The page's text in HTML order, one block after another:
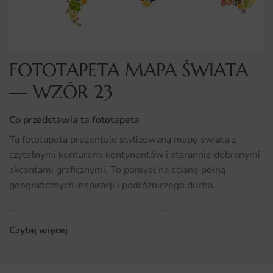
FOTOTAPETA MAPA ŚWIATA
— WZÓR 23
Co przedstawia ta fototapeta
Ta fototapeta prezentuje stylizowaną mapę świata z
czytelnymi konturami kontynentów i starannie dobranymi
akcentami graficznymi. To pomysł na ścianę pełną
geograficznych inspiracji i podróżniczego ducha.
geograficznych dodają motywowi głębi i edukacyjnej
Czytaj więcej